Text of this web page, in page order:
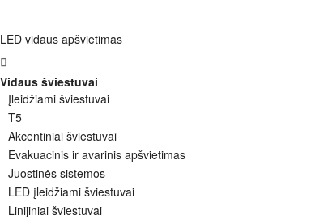
LED vidaus apšvietimas
Vidaus šviestuvai
Įleidžiami šviestuvai
T5
Akcentiniai šviestuvai
Evakuacinis ir avarinis apšvietimas
Juostinės sistemos
LED įleidžiami šviestuvai
Linijiniai šviestuvai